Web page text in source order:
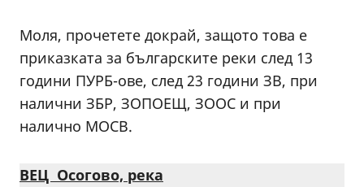
Моля, прочетете докрай, защото това е
приказката за българските реки след 13
години ПУРБ-ове, след 23 години ЗВ, при
налични ЗБР, ЗОПОЕЩ, ЗООС и при
налично МОСВ.
ВЕЦ Осогово, река